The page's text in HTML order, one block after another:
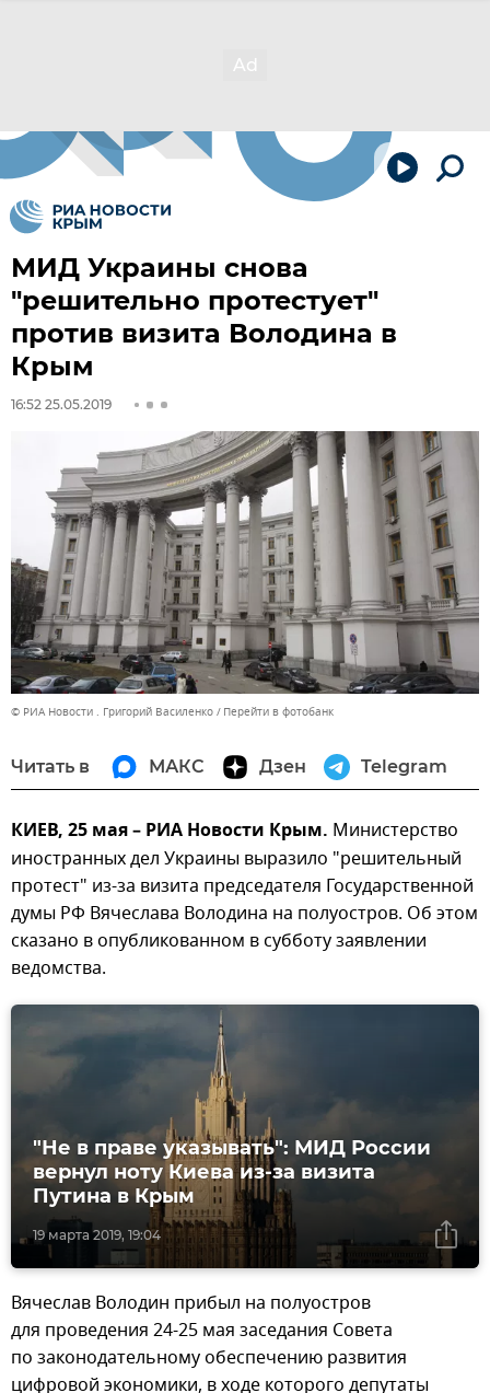
МИД Украины снова
"решительно протестует"
против визита Володина в
Крым
16:52 25.05.2019
© РИА Новости . Григорий Василенко Перейти в фотобанк
Читать в МАКС Дзен Telegram
КИЕВ, 25 мая – РИА Новости Крым. Министерство
иностранных дел Украины выразило "решительный
протест" из-за визита председателя Государственной
думы РФ Вячеслава Володина на полуостров. Об этом
сказано в опубликованном в субботу заявлении
ведомства.
19 марта 2019, 19:04
"Не в праве указывать": МИД России
вернул ноту Киева из-за визита
Путина в Крым
Вячеслав Володин прибыл на полуостров
для проведения 24-25 мая заседания Совета
по законодательному обеспечению развития
цифровой экономики, в ходе которого депутаты